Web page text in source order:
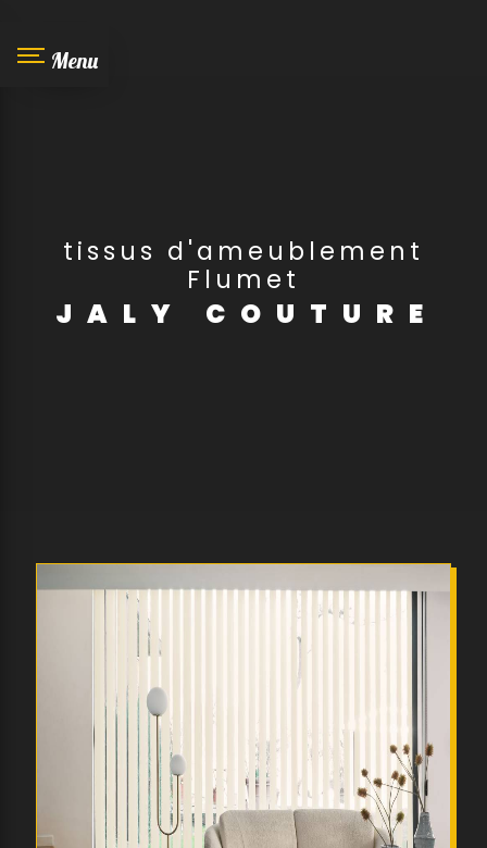
Menu
tissus d'ameublement
Flumet
JALY COUTURE